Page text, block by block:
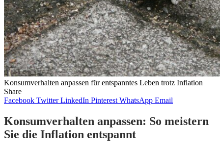
Konsumverhalten anpassen für entspanntes Leben trotz Inflation
Share
Facebook Twitter LinkedIn Pinterest WhatsApp Email
Konsumverhalten anpassen: So meistern
Sie die Inflation entspannt